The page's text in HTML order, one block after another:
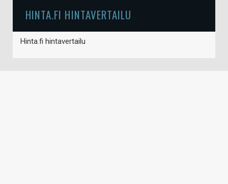
HINTA.FI HINTAVERTAILU
Hinta.fi hintavertailu